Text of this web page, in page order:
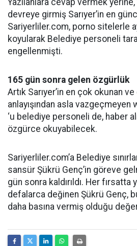
Yazılanlara cevap vermek
devreye girmiş Sarıyer’in en
Sariyerliler.com, porno sitelerle
koyularak Belediye personeli
engellenmişti.
165 gün sonra gelen özgürlük
Artık Sarıyer’in en çok okunan
anlayışından asla
‘u belediye personeli de, haber
özgürce okuyabilecek.
Sariyerliler.com’a Belediye
sansür Şükrü Genç’in göreve
gün sonra kaldırıldı. Her fırsatta
defalarca değinen Şükrü Genç,
daha basına vermiş olduğu